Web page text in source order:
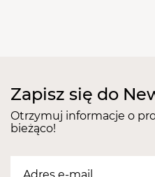
Zapisz się do
Otrzymuj informacje o
bieżąco!